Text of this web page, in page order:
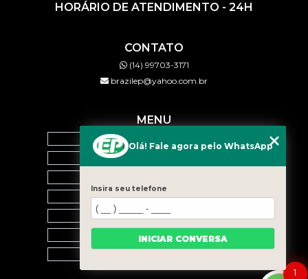
HORÁRIO DE ATENDIMENTO - 24H
CONTATO
(14) 99703-3171
brazilep@yahoo.com.br
MENU
BLOG
CONTATO
CATEGORIAS
1
Olá! Fale agora pelo WhatsApp
Insira seu telefone
INICIAR CONVERSA